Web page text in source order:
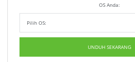
OS Anda:
UNDUH SEKARANG